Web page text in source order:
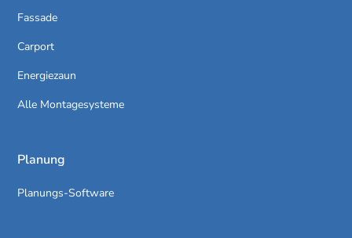
Fassade
Carport
Energiezaun
Alle Montagesysteme
Planung
Planungs-Software